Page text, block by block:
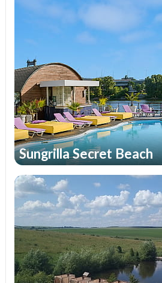
происходить всего в
собственного дома либо
возникнут любые
мажорные ситуации или
всегда реально вернуться к
Все без исключения
своим посетителям
беспроводным доступом
основные ключевые
решения можно будет
непосредственно на отдыхе.
Предложения для детей
Загородные комплексы
выходом в ситуации, когда
причин своего ребенка не
оздоровительный лагерь
берегу моря. Необходимо
Sungrilla Secret Beach